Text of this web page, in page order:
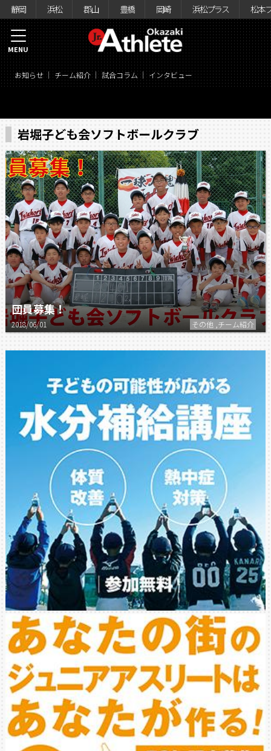
静岡 浜松 郡山 豊橋 岡崎 浜松プラス 松本
お知らせ チーム紹介 試合コラム インタビュー
MENU
岩堀子ども会ソフトボールクラブ
団員募集！
2018/06/01 その他 ,チーム紹介